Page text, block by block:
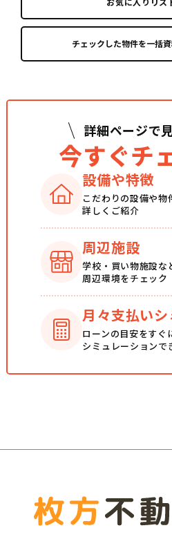
詳細ページで
今すぐチ
設備や特徴
こだわりの設備や物
詳しくご紹介
周辺施設
学校・買い物施設な
周辺環境をチェック
月々支払い
ローンの目安をすぐ
シミュレーションで